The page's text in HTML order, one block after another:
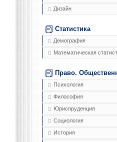
Дизайн
Статистика
Демография
Математическая
Право.
Психология
Философия
Юриспруденция
Социология
История